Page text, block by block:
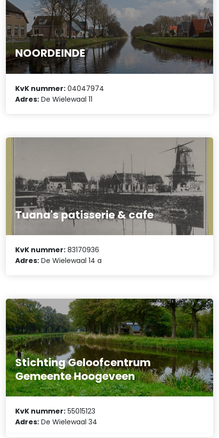
NOORDEINDE
KvK nummer: 04047974
Adres: De Wielewaal 11
Tuana's patisserie & cafe
KvK nummer: 83170936
Adres: De Wielewaal 14 a
Stichting Geloofcentrum
Gemeente Hoogeveen
KvK nummer: 55015123
Adres: De Wielewaal 34